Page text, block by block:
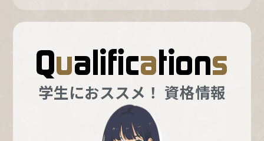
学生におススメ！ 資格情報